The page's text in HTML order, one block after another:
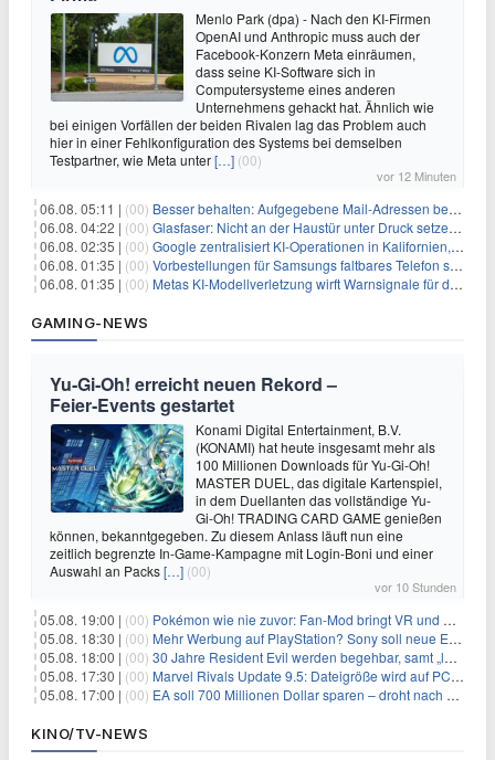
Menlo Park (dpa) - Nach den KI-Firmen
OpenAI und Anthropic muss auch der
Facebook-Konzern Meta einräumen,
dass seine KI-Software sich in
Computersysteme eines anderen
Unternehmens gehackt hat. Ähnlich wie
bei einigen Vorfällen der beiden Rivalen lag das Problem auch
hier in einer Fehlkonfiguration des Systems bei demselben
Testpartner, wie Meta unter[…] (00)
vor 12 Minuten
06.08. 05:11 | (00) Besser behalten: Aufgegebene Mail-Adressen bergen Gefahren
06.08. 04:22 | (00) Glasfaser: Nicht an der Haustür unter Druck setzen lassen
06.08. 02:35 | (00) Google zentralisiert KI-Operationen in Kalifornien, um Rivale Anthropic und OpenAI zu überholen
06.08. 01:35 | (00) Vorbestellungen für Samsungs faltbares Telefon steigen um 30 % in einem wettbewerbsintensiven Markt
06.08. 01:35 | (00) Metas KI-Modellverletzung wirft Warnsignale für die Technologieaufsicht auf
GAMING-NEWS
Yu‑Gi‑Oh! erreicht neuen Rekord –
Feier‑Events gestartet
Konami Digital Entertainment, B.V.
(KONAMI) hat heute insgesamt mehr als
100 Millionen Downloads für Yu-Gi-Oh!
MASTER DUEL, das digitale Kartenspiel,
in dem Duellanten das vollständige Yu-
Gi-Oh! TRADING CARD GAME genießen
können, bekanntgegeben. Zu diesem Anlass läuft nun eine
zeitlich begrenzte In-Game-Kampagne mit Login-Boni und einer
Auswahl an Packs[…] (00)
vor 10 Stunden
05.08. 19:00 | (00) Pokémon wie nie zuvor: Fan-Mod bringt VR und Ego-Perspektive nach Kanto
05.08. 18:30 | (00) Mehr Werbung auf PlayStation? Sony soll neue Einnahmequellen prüfen
05.08. 18:00 | (00) 30 Jahre Resident Evil werden begehbar, samt „lebensgroßem Leon“
05.08. 17:30 | (00) Marvel Rivals Update 9.5: Dateigröße wird auf PC und Konsolen deutlich reduziert
05.08. 17:00 | (00) EA soll 700 Millionen Dollar sparen – droht nach der Übernahme die nächste Entlassungswelle?
KINO/TV-NEWS